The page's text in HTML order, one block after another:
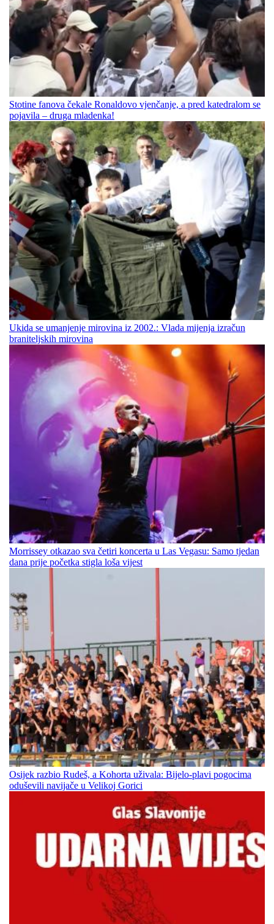
Stotine fanova čekale Ronaldovo vjenčanje, a pred katedralom se
pojavila – druga mladenka!
Ukida se umanjenje mirovina iz 2002.: Vlada mijenja izračun
braniteljskih mirovina
Morrissey otkazao sva četiri koncerta u Las Vegasu: Samo tjedan
dana prije početka stigla loša vijest
Osijek razbio Rudeš, a Kohorta uživala: Bijelo-plavi pogocima
oduševili navijače u Velikoj Gorici